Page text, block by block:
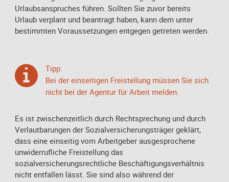
Urlaubsanspruches führen. Sollten Sie zuvor bereits
Urlaub verplant und beantragt haben, kann dem unter
bestimmten Voraussetzungen entgegen getreten werden.
Tipp:
Bei der einseitigen Freistellung müssen Sie sich
nicht bei der Agentur für Arbeit melden.
Es ist zwischenzeitlich durch Rechtsprechung und durch
Verlautbarungen der Sozialversicherungsträger geklärt,
dass eine einseitig vom Arbeitgeber ausgesprochene
unwiderrufliche Freistellung das
sozialversicherungsrechtliche Beschäftigungsverhältnis
nicht entfallen lässt. Sie sind also während der